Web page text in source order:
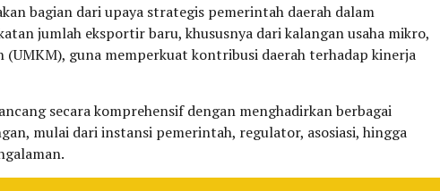
bagian dari upaya strategis pemerintah daerah dalam
jumlah eksportir baru, khususnya dari kalangan usaha mikro,
(UMKM), guna memperkuat kontribusi daerah terhadap kinerja
secara komprehensif dengan menghadirkan berbagai
mulai dari instansi pemerintah, regulator, asosiasi, hingga